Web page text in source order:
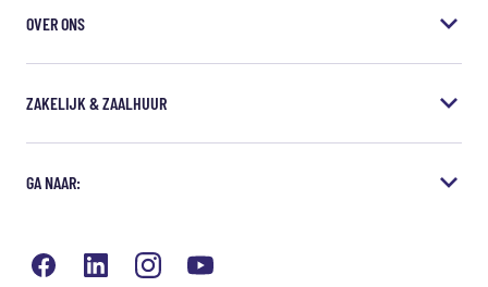
OVER ONS
Steun het Stadstheater
Educatie
Samenwerkingen
ZAKELIJK & ZAALHUUR
Borrels & diner
Grote zaal huren
GA NAAR:
Veelgestelde vragen